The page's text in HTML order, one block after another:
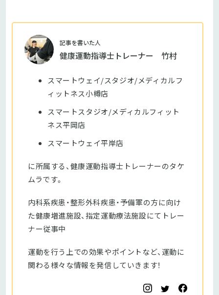
記事を書いた人
健康運動指導士トレーナー 竹村
スマートウェイ/スタジオ/メディカルフ
ィットネス小樽店
スマートスタジオ/メディカルフィット
ネス平岡店
スマートウェイ平岸店
に所属する、健康運動指導士トレーナーのタケ
ムラです。
内科系疾患・整形外科疾患・予備軍の方に向け
た健康増進施設、指定運動療法施設にてトレー
ナー従事中
運動を行う上での効果やポイントなど、運動に
関わる様々な情報を発信していきます！